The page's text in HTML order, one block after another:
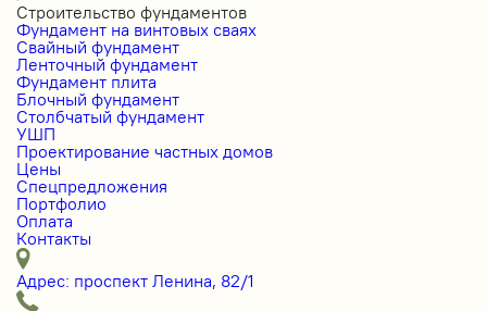
Строительство фундаментов
Фундамент на винтовых сваях
Свайный фундамент
Ленточный фундамент
Фундамент плита
Блочный фундамент
Столбчатый фундамент
УШП
Проектирование частных домов
Цены
Спецпредложения
Портфолио
Оплата
Контакты
Адрес: проспект Ленина, 82/1